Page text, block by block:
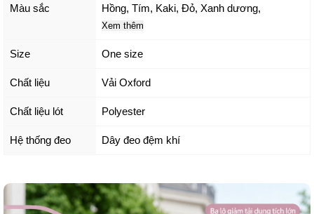
Màu sắc Hồng, Tím, Kaki, Đỏ, Xanh dương,
Xem thêm
Size One size
Chất liệu Vải Oxford
Chất liệu lót Polyester
Hệ thống đeo Dây đeo đệm khí